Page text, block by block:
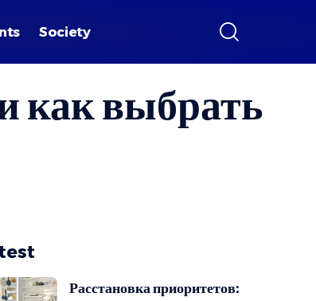
Society
как выбрать
Расстановка приоритетов: